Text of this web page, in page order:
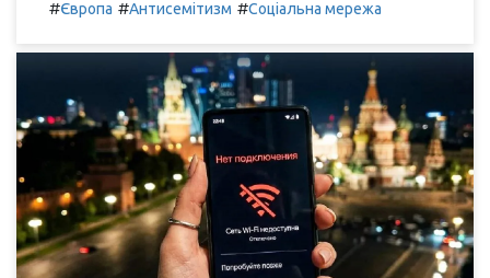
#Європа #Антисемітизм #Соціальна мережа